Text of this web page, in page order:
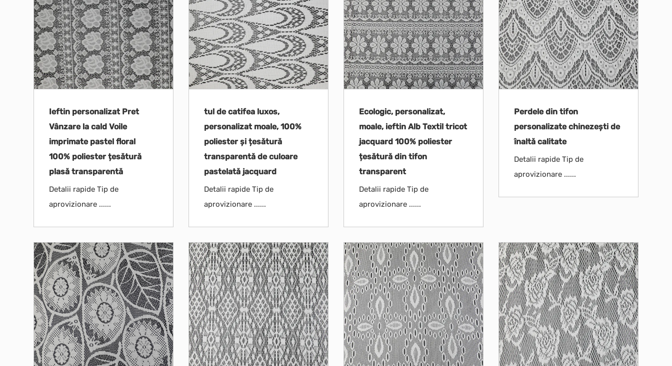
Ieftin personalizat Pret
Vânzare la cald Voile
imprimate pastel floral
100% poliester țesătură
plasă transparentă
Detalii rapide Tip de
aprovizionare ......
tul de catifea luxos,
personalizat moale, 100%
poliester și țesătură
transparentă de culoare
pastelată jacquard
Detalii rapide Tip de
aprovizionare ......
Ecologic, personalizat,
moale, ieftin Alb Textil tricot
jacquard 100% poliester
țesătură din tifon
transparent
Detalii rapide Tip de
aprovizionare ......
Perdele din tifon
personalizate chinezești de
înaltă calitate
Detalii rapide Tip de
aprovizionare ......